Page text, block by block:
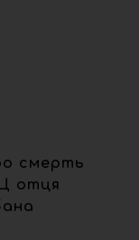
смерть
отця